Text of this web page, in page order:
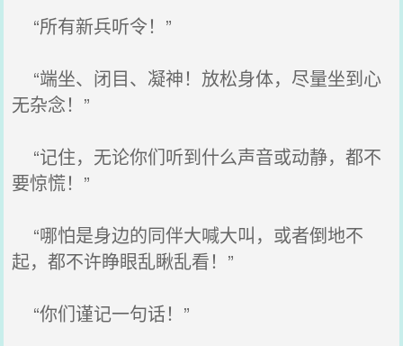
“所有新兵听令！”
“端坐、闭目、凝神！放松身体，尽量坐到心
无杂念！”
“记住，无论你们听到什么声音或动静，都不
要惊慌！”
“哪怕是身边的同伴大喊大叫，或者倒地不
起，都不许睁眼乱瞅乱看！”
“你们谨记一句话！”